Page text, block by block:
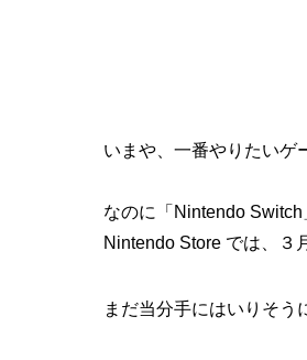
いまや、一番やりたいゲ
なのに「Nintendo
Nintendo Store では、３
まだ当分手にはいりそう